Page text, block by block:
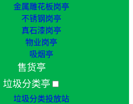
金属雕花板岗亭
不锈钢岗亭
真石漆岗亭
物业岗亭
吸烟亭
售货亭
垃圾分类亭
垃圾分类投放站